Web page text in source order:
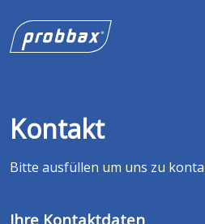
Kontakt
Bitte ausfüllen um uns zu
Ihre Kontaktdaten